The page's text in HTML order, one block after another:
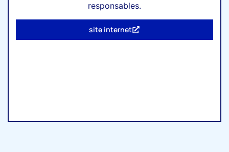
responsables.
site internet